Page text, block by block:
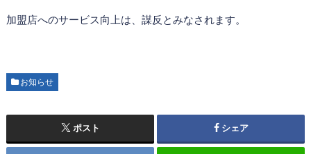
加盟店へのサービス向上は、謀反とみなされます。
お知らせ
ポスト シェア